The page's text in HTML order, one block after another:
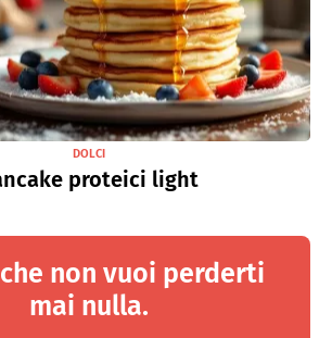
DOLCI
proteici light
non vuoi perderti
mai nulla.